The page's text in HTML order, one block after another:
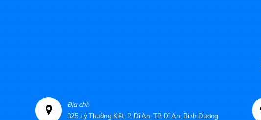
Địa chỉ:
325 Lý Thường Kiệt, P. Dĩ An, TP. Dĩ An, Bình Dương